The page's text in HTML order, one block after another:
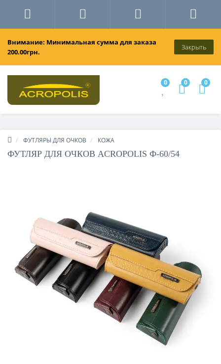
Внимание: Минимальная сумма для заказа
200.00грн.
Закрыть
0 0 0
ФУТЛЯРЫ ДЛЯ ОЧКОВ КОЖА
ФУТЛЯР ДЛЯ ОЧКОВ ACROPOLIS Ф-60/54